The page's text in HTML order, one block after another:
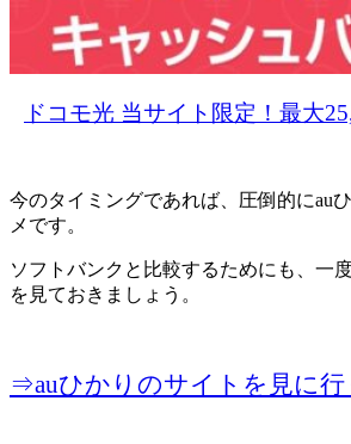
ドコモ光 当サイト限定！最大
今のタイミングであれば、圧倒的にau
メです。
ソフトバンクと比較するためにも、一
を見ておきましょう。
⇒auひかりのサイトを見に行